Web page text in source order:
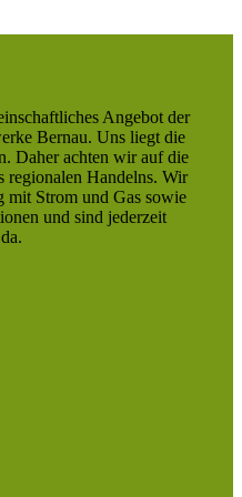
Angebot der
Bernau. Uns liegt die
Daher achten wir auf die
regionalen Handelns. Wir
mit Strom und Gas sowie
und sind jederzeit